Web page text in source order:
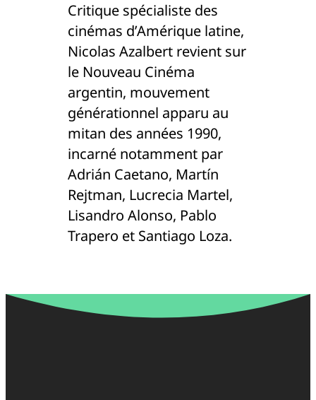
Critique spécialiste des
cinémas d’Amérique latine,
Nicolas Azalbert revient sur
le Nouveau Cinéma
argentin, mouvement
générationnel apparu au
mitan des années 1990,
incarné notamment par
Adrián Caetano, Martín
Rejtman, Lucrecia Martel,
Lisandro Alonso, Pablo
Trapero et Santiago Loza.